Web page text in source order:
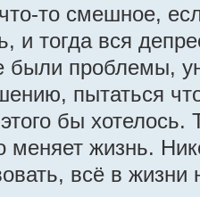
то смешное,
и тогда вся
были проблемы,
пытаться
бы
меняет жизнь.
всё в